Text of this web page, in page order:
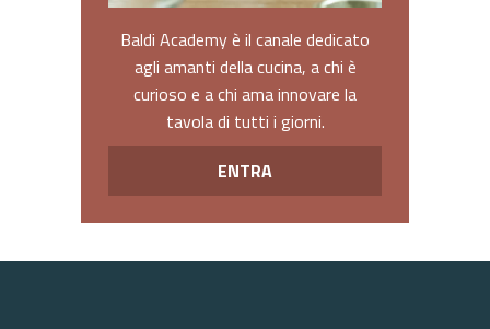
Baldi Academy è il canale dedicato
agli amanti della cucina, a chi è
curioso e a chi ama innovare la
tavola di tutti i giorni.
ENTRA